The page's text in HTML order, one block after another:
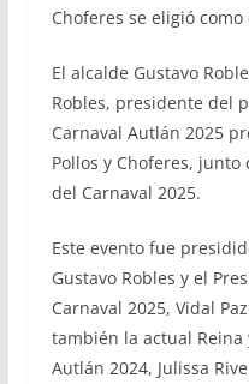
Choferes se eligió
El alcalde Gustavo
Robles, presidente del
Carnaval Autlán 2025
Pollos y Choferes, junto
del Carnaval 2025.
Este evento fue
Gustavo Robles y el
Carnaval 2025, Vidal
también la actual Reina
Autlán 2024, Julissa